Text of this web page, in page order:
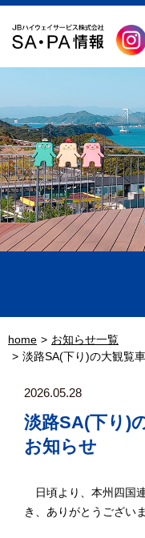
home
お知らせ一覧
淡路SA(下り)の大観覧
2026.05.28
淡路SA(下り)
お知らせ
日頃より、本州四国
き、ありがとうございま